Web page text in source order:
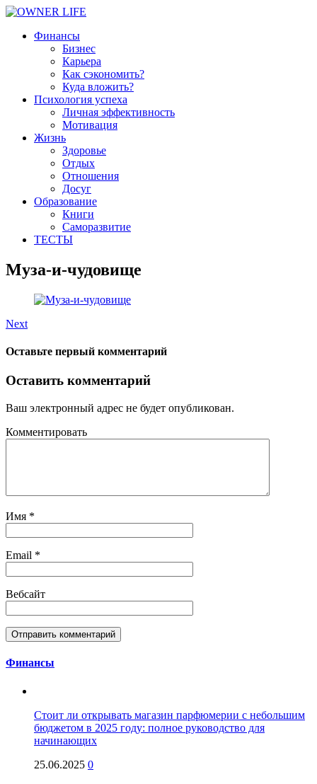
Финансы
Бизнес
Карьера
Как сэкономить?
Куда вложить?
Психология успеха
Личная эффективность
Мотивация
Жизнь
Здоровье
Отдых
Отношения
Досуг
Образование
Книги
Саморазвитие
ТЕСТЫ
Муза-и-чудовище
Next
Оставьте первый комментарий
Оставить комментарий
Ваш электронный адрес не будет опубликован.
Комментировать
Имя *
Email *
Вебсайт
Финансы
Стоит ли открывать магазин парфюмерии с небольшим
бюджетом в 2025 году: полное руководство для
начинающих
25.06.2025 0